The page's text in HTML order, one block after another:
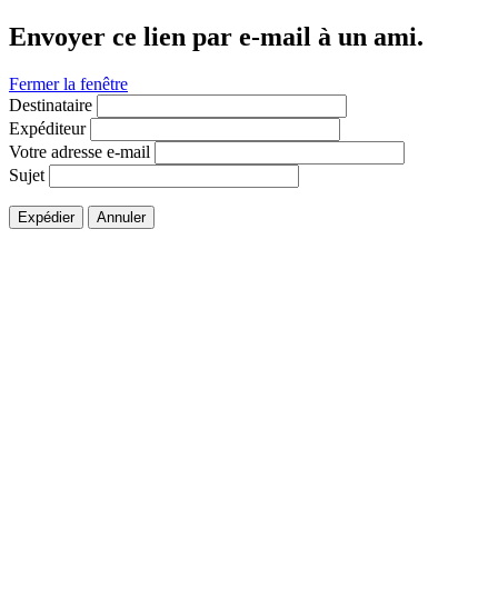
Envoyer ce lien par e-mail à un ami.
Fermer la fenêtre
Destinataire
Expéditeur
Votre adresse e-mail
Sujet
Expédier Annuler